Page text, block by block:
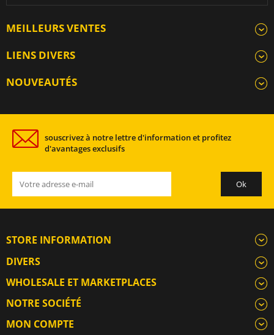
MEILLEURS VENTES
LIENS DIVERS
NOUVEAUTÉS
souscrivez à notre lettre d'information et profitez
d'avantages exclusifs
STORE INFORMATION
DIVERS
WHOLESALE ET MARKETPLACES
NOTRE SOCIÉTÉ
MON COMPTE